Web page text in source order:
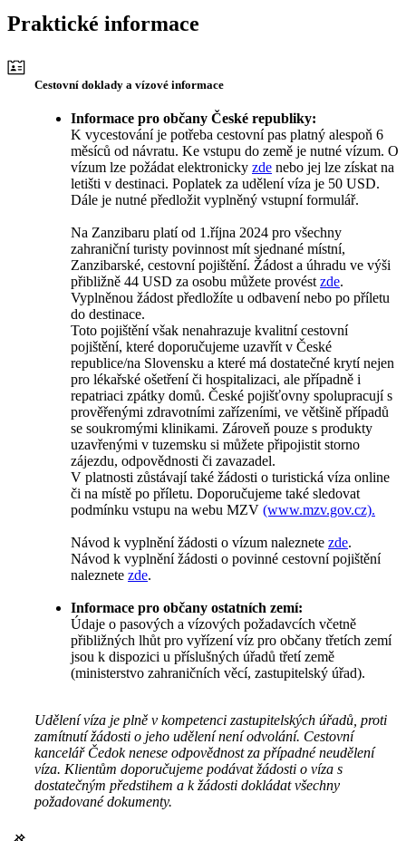
Praktické informace
Cestovní doklady a vízové informace
Informace pro občany České republiky:
K vycestování je potřeba cestovní pas platný alespoň 6
měsíců od návratu. Ke vstupu do země je nutné vízum. O
vízum lze požádat elektronicky zde nebo jej lze získat na
letišti v destinaci. Poplatek za udělení víza je 50 USD.
Dále je nutné předložit vyplněný vstupní formulář.
Na Zanzibaru platí od 1.října 2024 pro všechny
zahraniční turisty povinnost mít sjednané místní,
Zanzibarské, cestovní pojištění. Žádost a úhradu ve výši
přibližně 44 USD za osobu můžete provést zde.
Vyplněnou žádost předložíte u odbavení nebo po příletu
do destinace.
Toto pojištění však nenahrazuje kvalitní cestovní
pojištění, které doporučujeme uzavřít v České
republice/na Slovensku a které má dostatečné krytí nejen
pro lékařské ošetření či hospitalizaci, ale případně i
repatriaci zpátky domů. České pojišťovny spolupracují s
prověřenými zdravotními zařízeními, ve většině případů
se soukromými klinikami. Zároveň pouze s produkty
uzavřenými v tuzemsku si můžete připojistit storno
zájezdu, odpovědnosti či zavazadel.
V platnosti zůstávají také žádosti o turistická víza online
či na místě po příletu. Doporučujeme také sledovat
podmínku vstupu na webu MZV (www.mzv.gov.cz).
Návod k vyplnění žádosti o vízum naleznete zde.
Návod k vyplnění žádosti o povinné cestovní pojištění
naleznete zde.
Informace pro občany ostatních zemí:
Údaje o pasových a vízových požadavcích včetně
přibližných lhůt pro vyřízení víz pro občany třetích zemí
jsou k dispozici u příslušných úřadů třetí země
(ministerstvo zahraničních věcí, zastupitelský úřad).
Udělení víza je plně v kompetenci zastupitelských úřadů, proti
zamítnutí žádosti o jeho udělení není odvolání. Cestovní
kancelář Čedok nenese odpovědnost za případné neudělení
víza. Klientům doporučujeme podávat žádosti o víza s
dostatečným předstihem a k žádosti dokládat všechny
požadované dokumenty.